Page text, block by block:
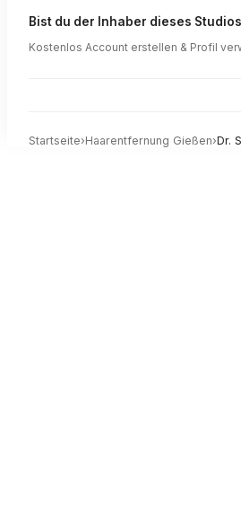
Bist du der Inhaber dieses
Kostenlos Account erstellen & Profil
Startseite›Haarentfernung Gießen›Dr.